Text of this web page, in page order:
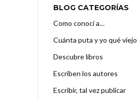
BLOG CATEGORÍAS
Como conocí a…
Cuánta puta y yo qué viejo
Descubre libros
Escriben los autores
Escribir, tal vez publicar